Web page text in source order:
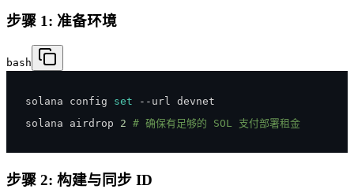
步骤 1: 准备环境
bash
solana config set
solana airdrop 2 # 确保有足够的 SOL 支付部署租金
步骤 2: 构建与同步 ID